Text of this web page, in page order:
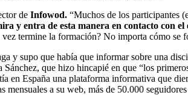
de Infowod. “Muchos de los participantes
y entra de esta manera en contacto con
termine la formación? No importa cómo
y supo que había que informar sobre una
que hizo hincapié en que “los
en España una plataforma informativa que
mensuales a su web, más de 50.000